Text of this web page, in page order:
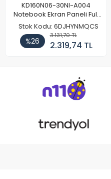
KD160N06-30NI-A004
Notebook Ekran Paneli Full
HD
Stok Kodu: 6DJHYNMQCS
%26
3.131,70 TL
2.319,74 TL